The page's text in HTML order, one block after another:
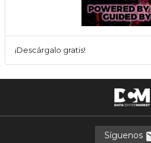
¡Descárgalo gratis!
Síguenos